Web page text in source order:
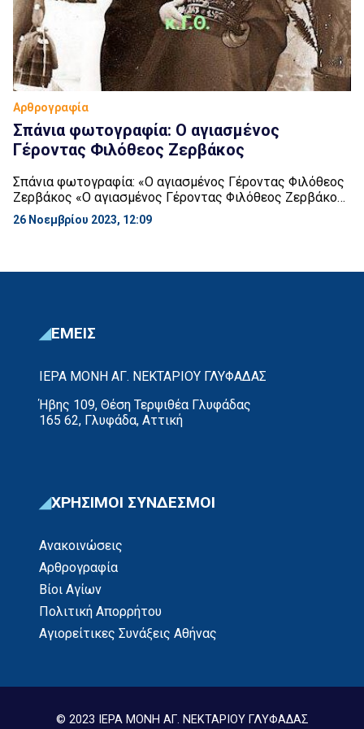
Αρθρογραφία
Σπάνια φωτογραφία: Ο αγιασμένος
Γέροντας Φιλόθεος Ζερβάκος
Σπάνια φωτογραφία: «Ο αγιασμένος Γέροντας Φιλόθεος
Ζερβάκος «Ο αγιασμένος Γέροντας Φιλόθεος Ζερβάκος
πνευματικό τέκνο του Αγίου Νεκταρίου κρατώντας την
Αρχιερατική Μίτρα του Αγίου Νεκταρίου στο Μοναστήρι
26 Νοεμβρίου 2023, 12:09
ΕΜΕΙΣ
ΙΕΡΑ ΜΟΝΗ ΑΓ. ΝΕΚΤΑΡΙΟΥ ΓΛΥΦΑΔΑΣ
Ήβης 109, Θέση Τερψιθέα Γλυφάδας
165 62, Γλυφάδα, Αττική
ΧΡΗΣΙΜΟΙ ΣΥΝΔΕΣΜΟΙ
Ανακοινώσεις
Αρθρογραφία
Βίοι Αγίων
Πολιτική Απορρήτου
Αγιορείτικες Συνάξεις Αθήνας
© 2023 ΙΕΡΑ ΜΟΝΗ ΑΓ. ΝΕΚΤΑΡΙΟΥ ΓΛΥΦΑΔΑΣ